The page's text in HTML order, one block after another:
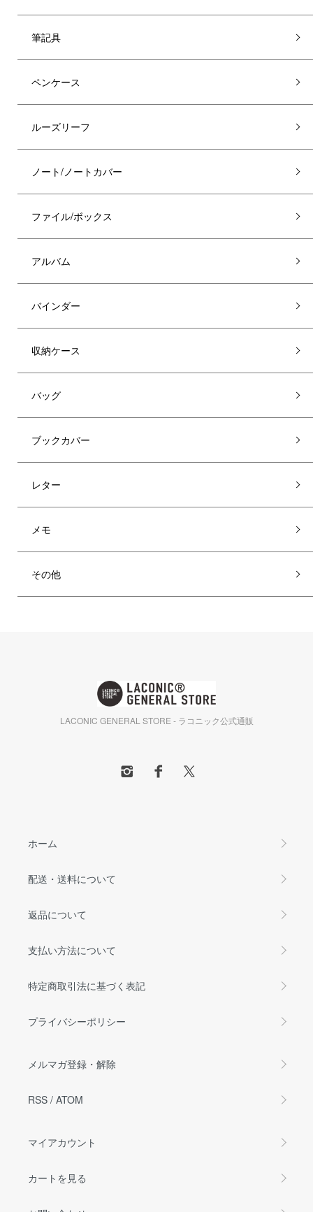
筆記具
ペンケース
ルーズリーフ
ノート/ノートカバー
ファイル/ボックス
アルバム
バインダー
収納ケース
バッグ
ブックカバー
レター
メモ
その他
LACONIC GENERAL STORE - ラコニック公式通販
ホーム
配送・送料について
返品について
支払い方法について
特定商取引法に基づく表記
プライバシーポリシー
メルマガ登録・解除
RSS / ATOM
マイアカウント
カートを見る